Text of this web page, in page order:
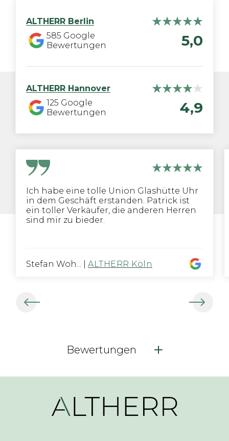
ALTHERR Berlin
585 Google
Bewertungen
5,0
ALTHERR Hannover
125 Google
Bewertungen
4,9
Ich habe eine tolle Union Glashütte Uhr
in dem Geschäft erstanden. Patrick ist
ein toller Verkäufer, die anderen Herren
sind mir zu bieder.
Stefan Woh... ALTHERR Köln
Bewertungen